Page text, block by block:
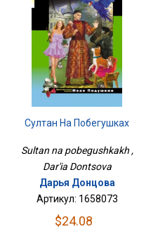
Султан На Побегушках
Sultan na pobegushkakh ,
Dar'ia Dontsova
Дарья Донцова
Артикул: 1658073
$24.08